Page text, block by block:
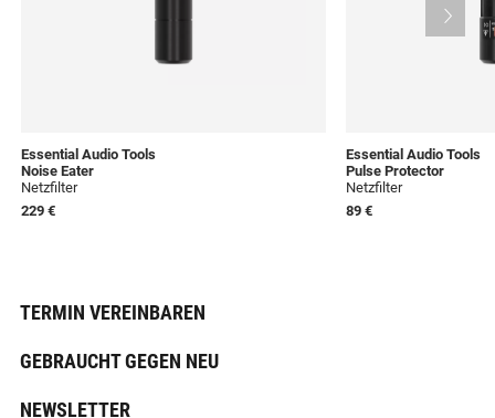
Essential Audio Tools
Noise Eater
Netzfilter
229 €
Essential Audio Tools
Pulse Protector
Netzfilter
89 €
TERMIN VEREINBAREN
GEBRAUCHT GEGEN NEU
NEWSLETTER